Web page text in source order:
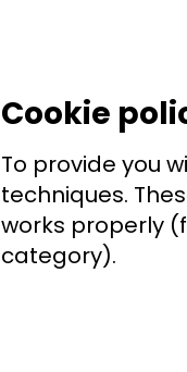
Cookie
To provide you
techniques.
works properly
category).